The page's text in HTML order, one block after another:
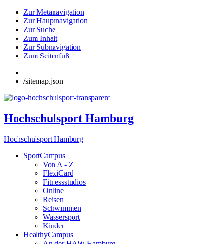
Zur Metanavigation
Zur Hauptnavigation
Zur Suche
Zum Inhalt
Zur Subnavigation
Zum Seitenfuß
/sitemap.json
Hochschulsport Hamburg
Hochschulsport Hamburg
SportCampus
Von A - Z
FlexiCard
Fitnessstudios
Online
Reisen
Schwimmen
Wassersport
Kinder
HealthyCampus